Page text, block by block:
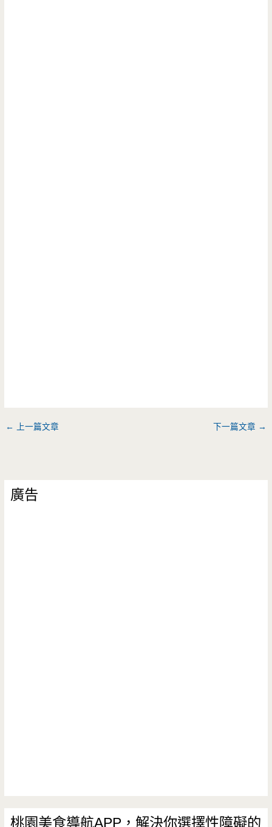
← 上一篇文章 下一篇文章 →
廣告
桃園美食導航APP，解決你選擇性障礙的